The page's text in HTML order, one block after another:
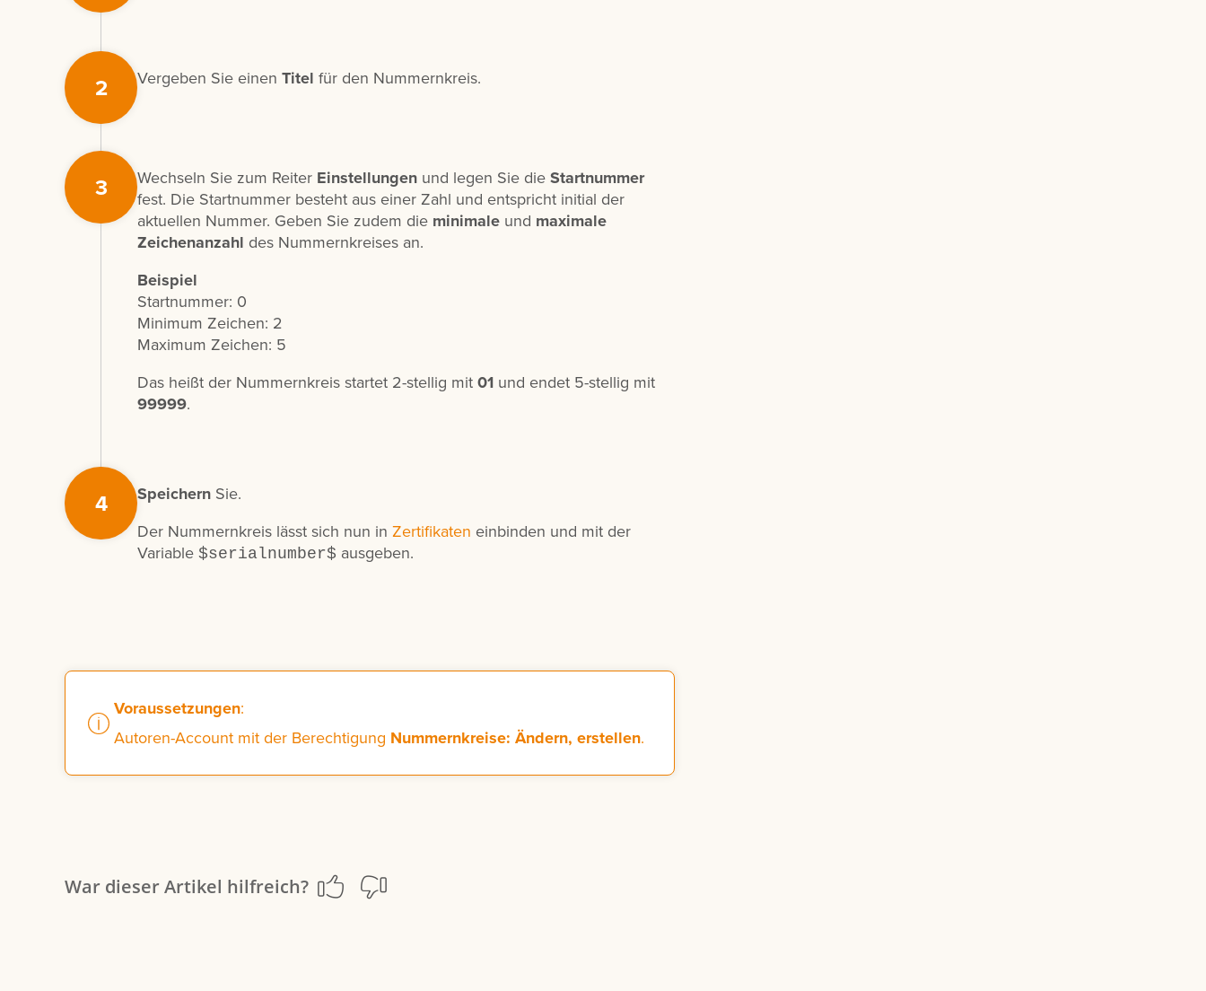
2 Vergeben Sie einen Titel für den Nummernkreis.
3 Wechseln Sie zum Reiter Einstellungen und legen Sie die Startnummer
fest. Die Startnummer besteht aus einer Zahl und entspricht initial der
aktuellen Nummer. Geben Sie zudem die minimale und maximale
Zeichenanzahl des Nummernkreises an.
Beispiel
Startnummer: 0
Minimum Zeichen: 2
Maximum Zeichen: 5
Das heißt der Nummernkreis startet 2-stellig mit 01 und endet 5-stellig mit
99999.
4 Speichern Sie.
Der Nummernkreis lässt sich nun in Zertifikaten einbinden und mit der
Variable $serialnumber$ ausgeben.
Voraussetzungen:
Autoren-Account mit der Berechtigung Nummernkreise: Ändern, erstellen.
War dieser Artikel hilfreich?